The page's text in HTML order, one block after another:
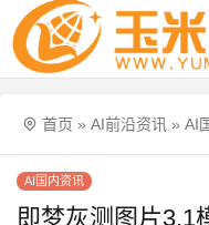
首页 » AI前沿资讯 » AI
AI国内资讯
即梦灰测图片3.1